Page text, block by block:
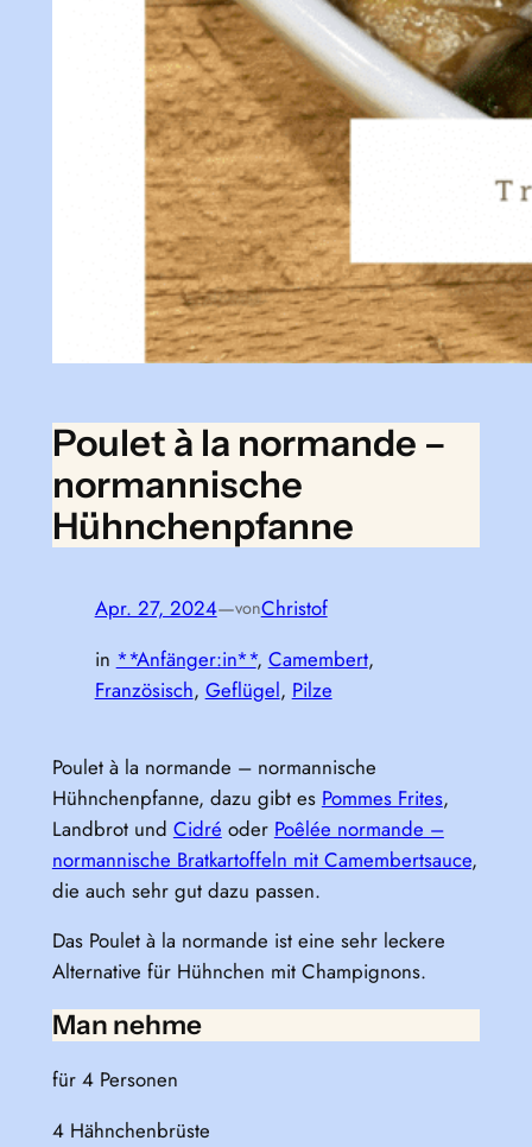
Poulet à la normande –
normannische
Hühnchenpfanne
Apr. 27, 2024—vonChristof
in **Anfänger:in**, Camembert
Französisch, Geflügel, Pilze
Poulet à la normande – normannische
Hühnchenpfanne, dazu gibt es Pommes Frites,
Landbrot und Cidré oder Poêlée normande –
normannische Bratkartoffeln mit Camembertsauce,
die auch sehr gut dazu passen.
Das Poulet à la normande ist eine sehr leckere
Alternative für Hühnchen mit Champignons.
Man nehme
für 4 Personen
4 Hähnchenbrüste